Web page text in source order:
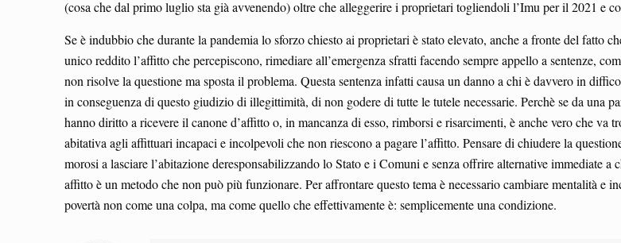
(cosa che dal primo luglio sta già avvenendo) oltre che alleggerire i proprietari togliendoli l’Imu per il 2021 e
Se è indubbio che durante la pandemia lo sforzo chiesto ai proprietari è stato elevato, anche a fronte del fatto
unico reddito l’affitto che percepiscono, rimediare all’emergenza sfratti facendo sempre appello a sentenze,
non risolve la questione ma sposta il problema. Questa sentenza infatti causa un danno a chi è davvero in
in conseguenza di questo giudizio di illegittimità, di non godere di tutte le tutele necessarie. Perchè se da una
hanno diritto a ricevere il canone d’affitto o, in mancanza di esso, rimborsi e risarcimenti, è anche vero che va
abitativa agli affittuari incapaci e incolpevoli che non riescono a pagare l’affitto. Pensare di chiudere la
morosi a lasciare l’abitazione deresponsabilizzando lo Stato e i Comuni e senza offrire alternative immediate a
affitto è un metodo che non può più funzionare. Per affrontare questo tema è necessario cambiare mentalità e
povertà non come una colpa, ma come quello che effettivamente è: semplicemente una condizione.